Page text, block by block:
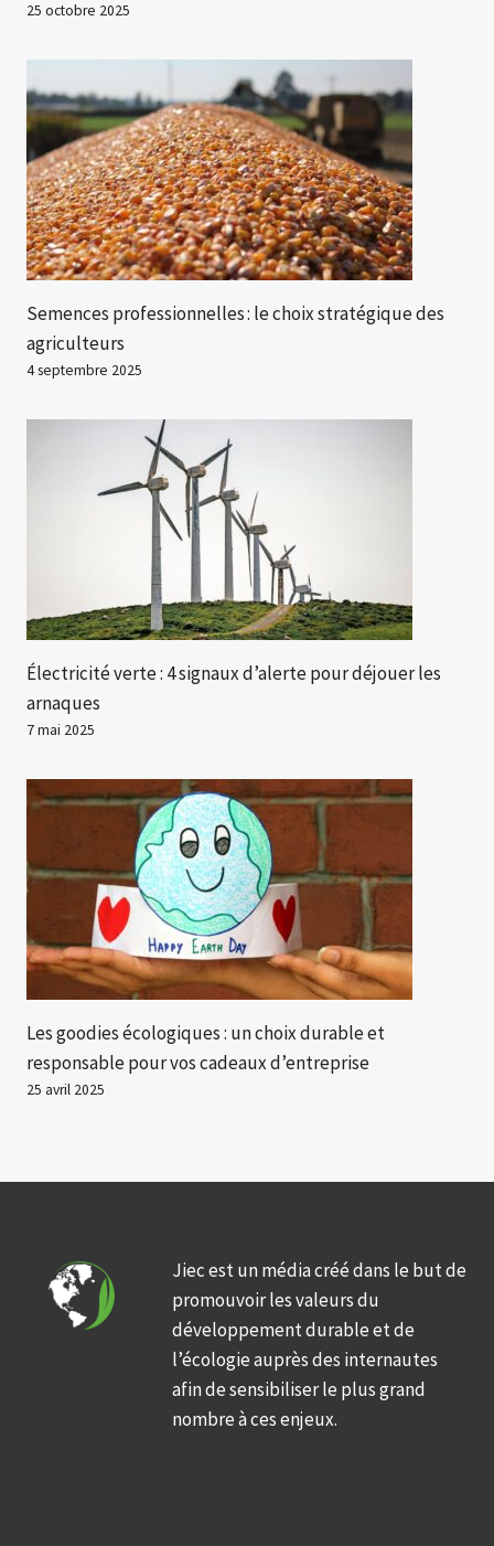
25 octobre 2025
Semences professionnelles : le choix stratégique des
agriculteurs
4 septembre 2025
Électricité verte : 4 signaux d’alerte pour déjouer les
arnaques
7 mai 2025
Les goodies écologiques : un choix durable et
responsable pour vos cadeaux d’entreprise
25 avril 2025
Jiec est un média créé dans le but de
promouvoir les valeurs du
développement durable et de
l’écologie auprès des internautes
afin de sensibiliser le plus grand
nombre à ces enjeux.